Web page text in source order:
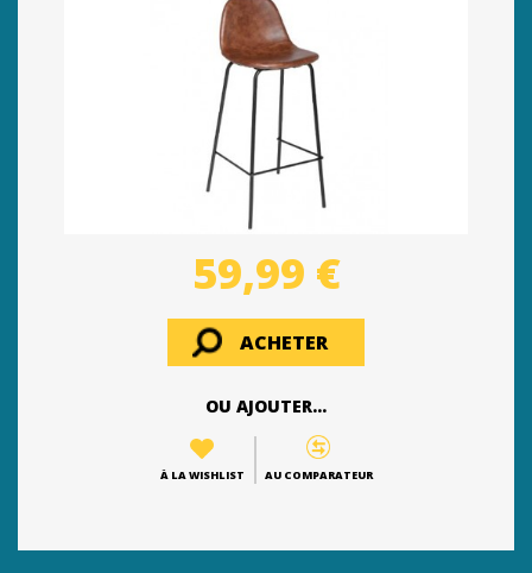
59,99 €
ACHETER
OU AJOUTER...
À LA WISHLIST AU COMPARATEUR